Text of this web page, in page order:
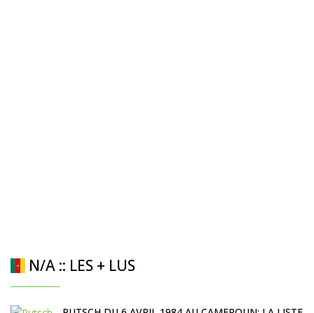
N/A :: LES + LUS